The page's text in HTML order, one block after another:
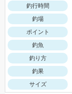
釣行時間
釣場
ポイント
釣魚
釣り方
釣果
サイズ